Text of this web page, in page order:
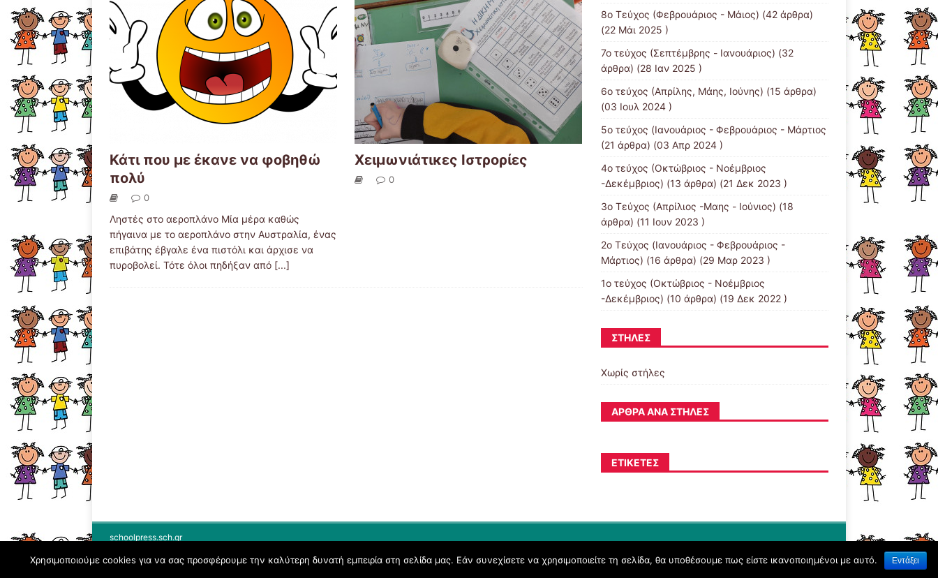
Κάτι που με έκανε να φοβηθώ
πολύ
0
Ληστές στο αεροπλάνο Μία μέρα καθώς
πήγαινα με το αεροπλάνο στην Αυστραλία, ένας
επιβάτης έβγαλε ένα πιστόλι και άρχισε να
πυροβολεί. Τότε όλοι πηδήξαν από [...]
Χειμωνιάτικες Ιστρορίες
0
8o Τεύχος (Φεβρουάριος - Μάιος) (42 άρθρα)
(22 Μάι 2025 )
7o τεύχος (Σεπτέμβρης - Ιανουάριος) (32
άρθρα) (28 Ιαν 2025 )
6ο τεύχος (Απρίλης, Μάης, Ιούνης) (15 άρθρα)
(03 Ιουλ 2024 )
5ο τεύχος (Ιανουάριος - Φεβρουάριος - Μάρτιος
(21 άρθρα) (03 Απρ 2024 )
4o τεύχος (Οκτώβριος - Νοέμβριος
-Δεκέμβριος) (13 άρθρα) (21 Δεκ 2023 )
3o Τεύχος (Απρίλιος -Μαης - Ιούνιος) (18
άρθρα) (11 Ιουν 2023 )
2o Τεύχος (Ιανουάριος - Φεβρουάριος -
Μάρτιος) (16 άρθρα) (29 Μαρ 2023 )
1ο τεύχος (Οκτώβριος - Νοέμβριος
-Δεκέμβριος) (10 άρθρα) (19 Δεκ 2022 )
ΣΤΉΛΕΣ
Χωρίς στήλες
ΆΡΘΡΑ ΑΝΆ ΣΤΉΛΕΣ
ΕΤΙΚΈΤΕΣ
schoolpress.sch.gr
Όροι Χρήσης schoolpress.sch.gr|Δήλωση προσβασιμότητας
Χρησιμοποιούμε cookies για να σας προσφέρουμε την καλύτερη δυνατή εμπειρία στη σελίδα μας. Εάν συνεχίσετε να χρησιμοποιείτε τη σελίδα, θα υποθέσουμε πως είστε ικανοποιημένοι με αυτό. Εντάξει